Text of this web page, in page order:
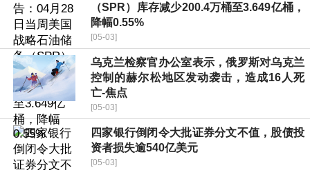
（SPR）库存减少200.4万桶至3.649亿桶，
降幅0.55%
[05-03]
乌克兰检察官办公室表示，俄罗斯对乌克兰
控制的赫尔松地区发动袭击，造成16人死
亡-焦点
[05-03]
四家银行倒闭令大批证券分文不值，股债投
资者损失逾540亿美元
[05-03]